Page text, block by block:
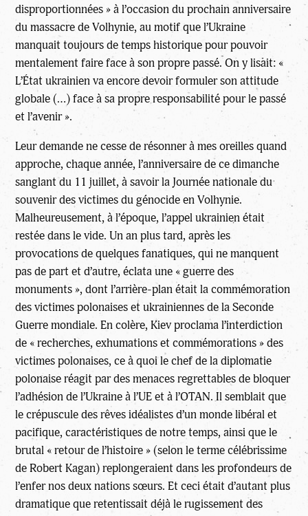
disproportionnées » à l’occasion du prochain anniversaire
du massacre de Volhynie, au motif que l’Ukraine
manquait toujours de temps historique pour pouvoir
mentalement faire face à son propre passé. On y lisait: «
L’État ukrainien va encore devoir formuler son attitude
globale (…) face à sa propre responsabilité pour le passé
et l’avenir ».
Leur demande ne cesse de résonner à mes oreilles quand
approche, chaque année, l’anniversaire de ce dimanche
sanglant du 11 juillet, à savoir la Journée nationale du
souvenir des victimes du génocide en Volhynie.
Malheureusement, à l’époque, l’appel ukrainien était
restée dans le vide. Un an plus tard, après les
provocations de quelques fanatiques, qui ne manquent
pas de part et d’autre, éclata une « guerre des
monuments », dont l’arrière-plan était la commémoration
des victimes polonaises et ukrainiennes de la Seconde
Guerre mondiale. En colère, Kiev proclama l’interdiction
de « recherches, exhumations et commémorations » des
victimes polonaises, ce à quoi le chef de la diplomatie
polonaise réagit par des menaces regrettables de bloquer
l’adhésion de l’Ukraine à l’UE et à l’OTAN. Il semblait que
le crépuscule des rêves idéalistes d’un monde libéral et
pacifique, caractéristiques de notre temps, ainsi que le
brutal « retour de l’histoire » (selon le terme célébrissime
de Robert Kagan) replongeraient dans les profondeurs de
l’enfer nos deux nations sœurs. Et ceci était d’autant plus
dramatique que retentissait déjà le rugissement des